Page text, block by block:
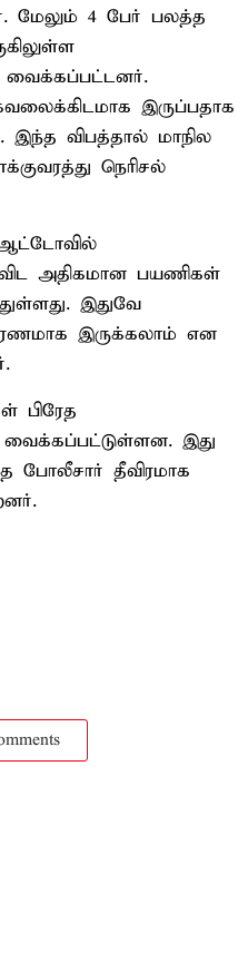
மேலும் 4 பேர் பலத்த
வைக்கப்பட்டனர்.
இருப்பதாக
இந்த விபத்தால் மாநில
நெரிசல்
அதிகமான பயணிகள்
இதுவே
இருக்கலாம் என
பிரேத
இது
போலீசார் தீவிரமாக